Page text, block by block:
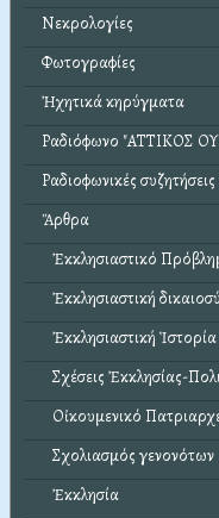
Νεκρολογίες
Φωτογραφίες
Ἠχητικά κηρύγματα
Ραδιόφωνο "ΑΤΤΙΚΟΣ
Ραδιοφωνικές συζητήσεις
Ἄρθρα
Ἐκκλησιαστικό
Ἐκκλησιαστική
Ἐκκλησιαστική Ἱστορία
Σχέσεις Ἐκκλησίας-
Οἰκουμενικό
Σχολιασμός γενονότων
Ἐκκλησία